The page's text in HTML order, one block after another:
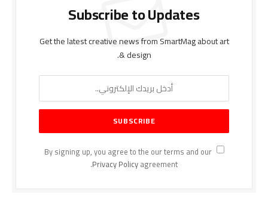
Subscribe to Updates
Get the latest creative news from SmartMag about art
& design.
By signing up, you agree to the our terms and our
Privacy Policyagreement.